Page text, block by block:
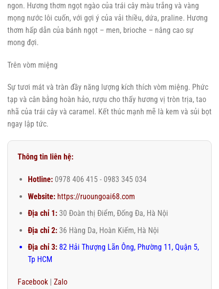
ngon. Hương thơm ngọt ngào của trái cây màu trắng và vàng
mọng nước lôi cuốn, với gợi ý của vải thiều, dứa, praline. Hương
thơm hấp dẫn của bánh ngọt – men, brioche – nâng cao sự
mong đợi.
Trên vòm miệng
Sự tươi mát và tràn đầy năng lượng kích thích vòm miệng. Phức
tạp và cân bằng hoàn hảo, rượu cho thấy hương vị tròn trịa, tao
nhã của trái cây và caramel. Kết thúc mạnh mẽ là kem và sủi bọt
ngay lập tức.
Thông tin liên hệ:
Hotline:0978 406 415 - 0983 345 034
Website: https://ruoungoai68.com
Địa chỉ 1:30 Đoàn thị Điểm, Đống Đa, Hà Nội
Địa chỉ 2:36 Hàng Da, Hoàn Kiếm, Hà Nội
Địa chỉ 3:82 Hải Thượng Lãn Ông, Phường 11, Quận 5,
Tp HCM
Facebook | Zalo